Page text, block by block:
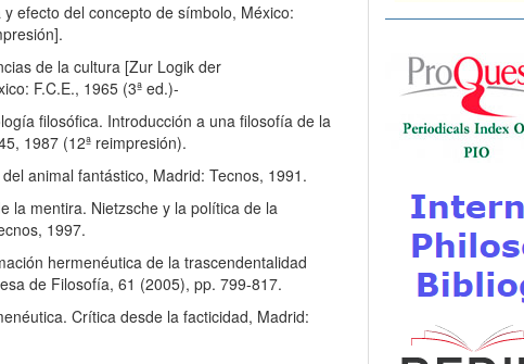
y efecto del concepto de símbolo, México:
de la cultura [Zur Logik der
F.C.E., 1965 (3ª ed.)-
filosófica. Introducción a una filosofía de la
1987 (12ª reimpresión).
animal fantástico, Madrid: Tecnos, 1991.
la mentira. Nietzsche y la política de la
1997.
hermenéutica de la trascendentalidad
de Filosofía, 61 (2005), pp. 799-817.
Crítica desde la facticidad, Madrid: